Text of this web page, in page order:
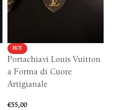
HOT
Portachiavi Louis Vuitton
a Forma di Cuore
Artigianale
€55,00